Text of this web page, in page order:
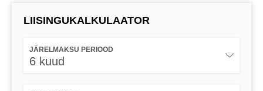
LIISINGUKALKULAATOR
JÄRELMAKSU PERIOOD
6 kuud